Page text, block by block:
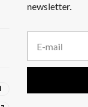
newsletter.
a
i
a